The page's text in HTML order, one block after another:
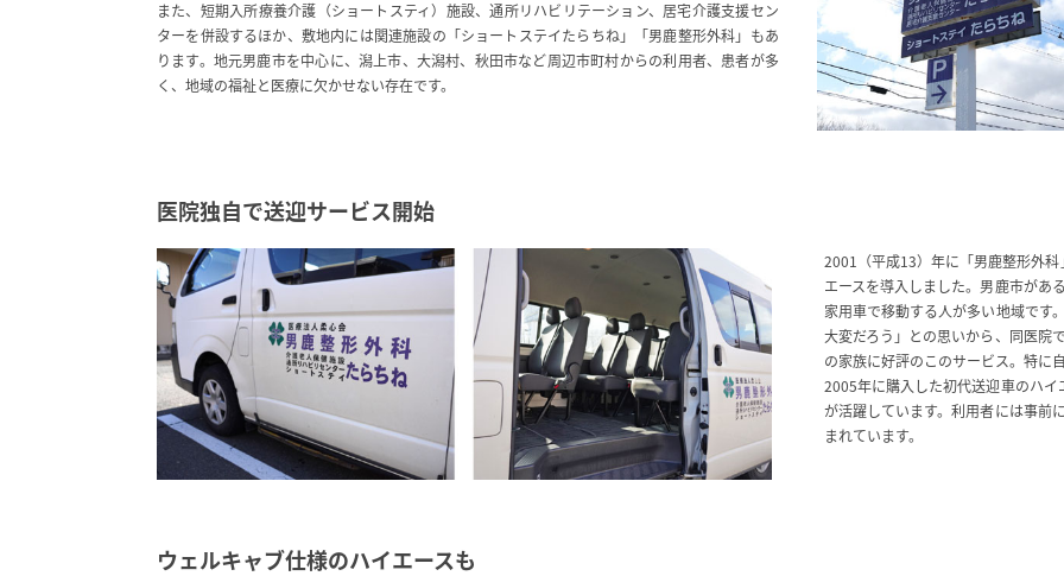
また、短期入所療養介護（ショートスティ）施設、通所リハビリテーション、居宅介護支援セン
ターを併設するほか、敷地内には関連施設の「ショートステイたらちね」「男鹿整形外科」もあ
ります。地元男鹿市を中心に、潟上市、大潟村、秋田市など周辺市町村からの利用者、患者が多
く、地域の福祉と医療に欠かせない存在です。
医院独自で送迎サービス開始
2001（平成13）年に「男鹿整形外
エースを導入しました。男鹿市があ
家用車で移動する人が多い地域です
大変だろう」との思いから、同医院
の家族に好評のこのサービス。特に
2005年に購入した初代送迎車のハ
が活躍しています。利用者には事前
まれています。
ウェルキャブ仕様のハイエースも